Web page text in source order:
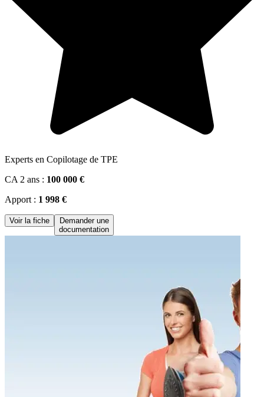
Experts en Copilotage de TPE
CA 2 ans : 100 000 €
Apport : 1 998 €
Voir la fiche
Demander une
documentation